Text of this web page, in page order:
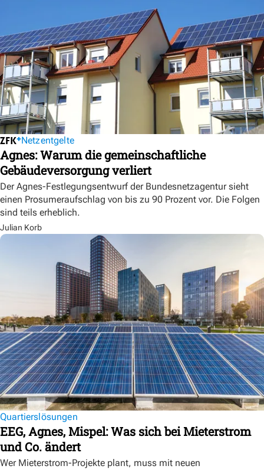
Netzentgelte
Agnes: Warum die gemeinschaftliche
Gebäudeversorgung verliert
Der Agnes-Festlegungsentwurf der Bundesnetzagentur sieht
einen Prosumeraufschlag von bis zu 90 Prozent vor. Die Folgen
sind teils erheblich.
Julian Korb
Quartierslösungen
EEG, Agnes, Mispel: Was sich bei Mieterstrom
und Co. ändert
Wer Mieterstrom-Projekte plant, muss mit neuen